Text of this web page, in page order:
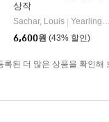
상작
Sachar, Louis
Yearling Books
6,600원 (43% 할인)
록된 더 많은 상품을 확인해